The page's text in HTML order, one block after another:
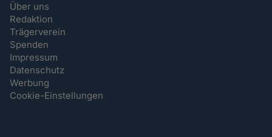
Über uns
Redaktion
Trägerverein
Spenden
Impressum
Datenschutz
Werbung
Cookie-Einstellungen